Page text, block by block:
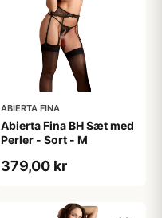
ABIERTA FINA
Abierta Fina BH Sæt med
Perler - Sort - M
379,00 kr